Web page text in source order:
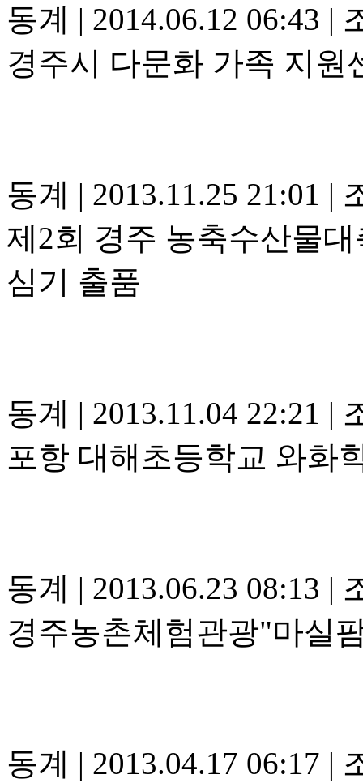
동계 | 2014.06.12 06:43 |
경주시 다문화 가족 지원
동계 | 2013.11.25 21:01 |
제2회 경주 농축수산물
심기 출품
동계 | 2013.11.04 22:21 |
포항 대해초등학교 와화
동계 | 2013.06.23 08:13 |
경주농촌체험관광"마실
동계 | 2013.04.17 06:17 |